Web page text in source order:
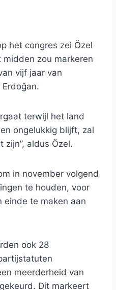
het congres zei Özel
zou markeren
vijf jaar van
terwijl het land
ongelukkig blijft, zal
zijn”, aldus Özel.
in november volgend
te houden, voor
einde te maken aan
ook 28
meerderheid van
Dit markeert